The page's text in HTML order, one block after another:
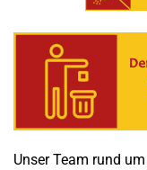
Unser Team rund